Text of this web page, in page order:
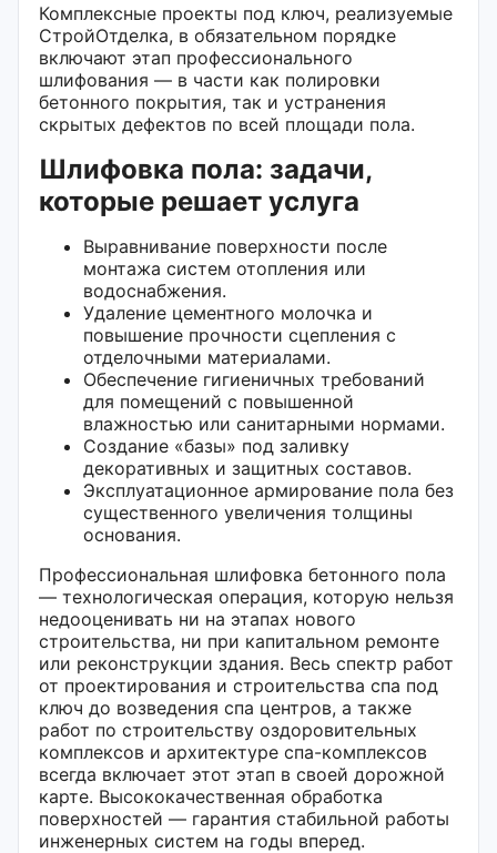
Комплексные проекты под ключ, реализуемые
СтройОтделка, в обязательном порядке
включают этап профессионального
шлифования — в части как полировки
бетонного покрытия, так и устранения
скрытых дефектов по всей площади пола.
Шлифовка пола: задачи,
которые решает услуга
Выравнивание поверхности после
монтажа систем отопления или
водоснабжения.
Удаление цементного молочка и
повышение прочности сцепления с
отделочными материалами.
Обеспечение гигиеничных требований
для помещений с повышенной
влажностью или санитарными нормами.
Создание «базы» под заливку
декоративных и защитных составов.
Эксплуатационное армирование пола без
существенного увеличения толщины
основания.
Профессиональная шлифовка бетонного пола
— технологическая операция, которую нельзя
недооценивать ни на этапах нового
строительства, ни при капитальном ремонте
или реконструкции здания. Весь спектр работ
от проектирования и строительства спа под
ключ до возведения спа центров, а также
работ по строительству оздоровительных
комплексов и архитектуре спа-комплексов
всегда включает этот этап в своей дорожной
карте. Высококачественная обработка
поверхностей — гарантия стабильной работы
инженерных систем на годы вперед.